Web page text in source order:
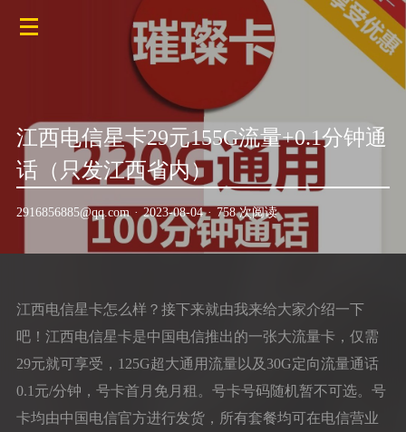
江西电信星卡29元155G流量+0.1分钟通
话（只发江西省内）
2916856885@qq.com · 2023-08-04 · 758 次阅读
江西电信星卡怎么样？接下来就由我来给大家介绍一下
吧！江西电信星卡是中国电信推出的一张大流量卡，仅需
29元就可享受，125G超大通用流量以及30G定向流量通话
0.1元/分钟，号卡首月免月租。号卡号码随机暂不可选。号
卡均由中国电信官方进行发货，所有套餐均可在电信营业